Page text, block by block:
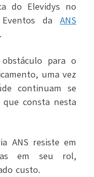
do Elevidys no
da ANS
para o
uma vez
continuam se
consta nesta
ANS resiste em
em seu rol,
custo.